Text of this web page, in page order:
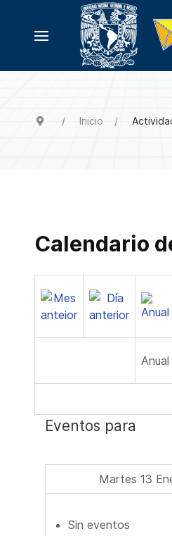
Inicio
Calendario
Anual
Eventos para
Martes 13
Sin eventos